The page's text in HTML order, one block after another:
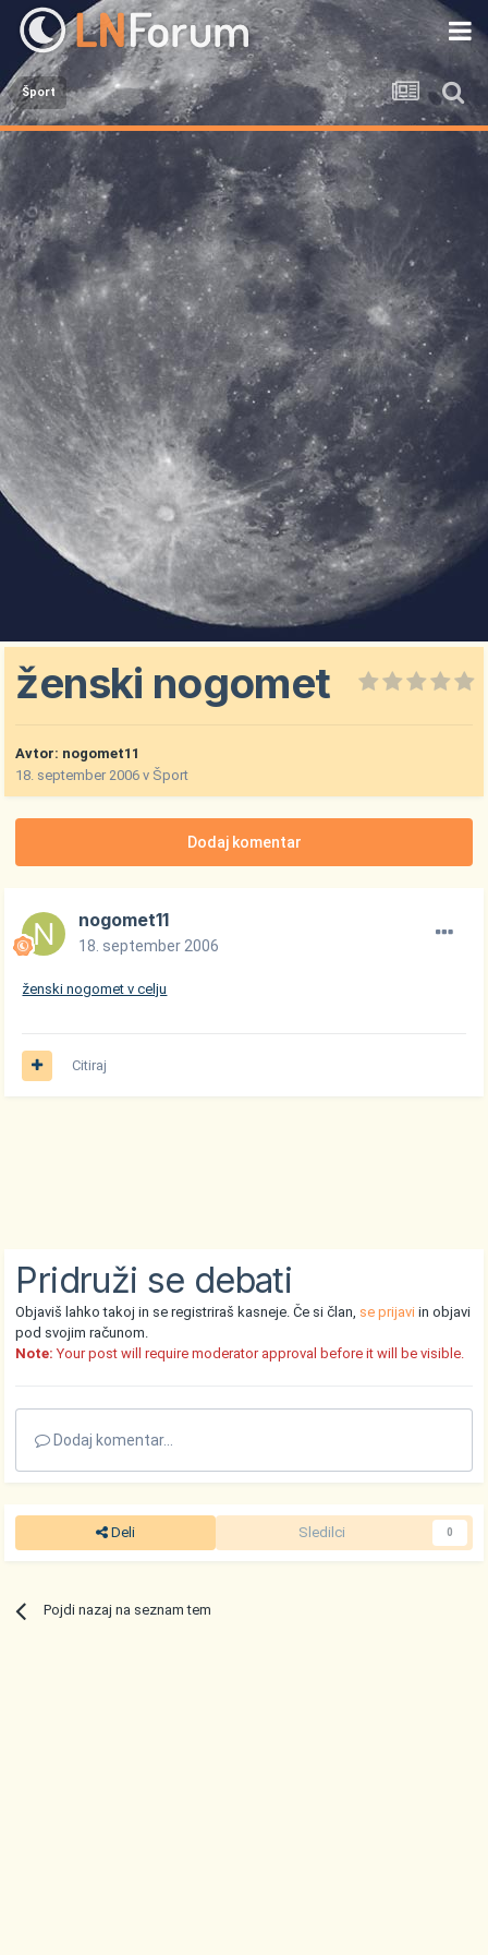
Šport
ženski nogomet
Avtor: nogomet11
18. september 2006 v Šport
Dodaj komentar
nogomet11
18. september 2006
ženski nogomet v celju
Citiraj
Pridruži se debati
Objaviš lahko takoj in se registriraš kasneje. Če si član, se prijavi in objavi
pod svojim računom.
Note: Your post will require moderator approval before it will be visible.
Dodaj komentar...
Deli Sledilci 0
Pojdi nazaj na seznam tem